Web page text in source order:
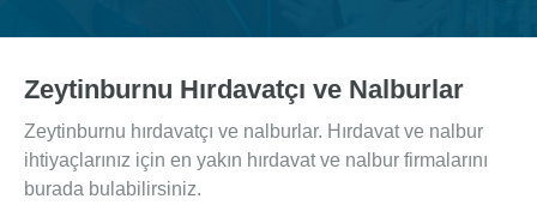
Zeytinburnu Hırdavatçı ve Nalburlar
Zeytinburnu hırdavatçı ve nalburlar. Hırdavat ve nalbur
ihtiyaçlarınız için en yakın hırdavat ve nalbur firmalarını
burada bulabilirsiniz.